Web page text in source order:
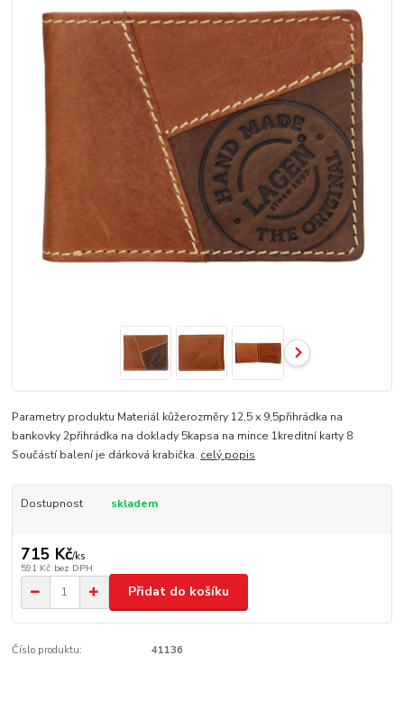
Parametry produktu Materiál kůžerozměry 12,5 x 9,5přihrádka na
bankovky 2přihrádka na doklady 5kapsa na mince 1kreditní karty 8
Součástí balení je dárková krabička. celý popis
Dostupnost skladem
715 Kč/ks
591 Kč bez DPH
Přidat do košíku
Číslo produktu: 41136